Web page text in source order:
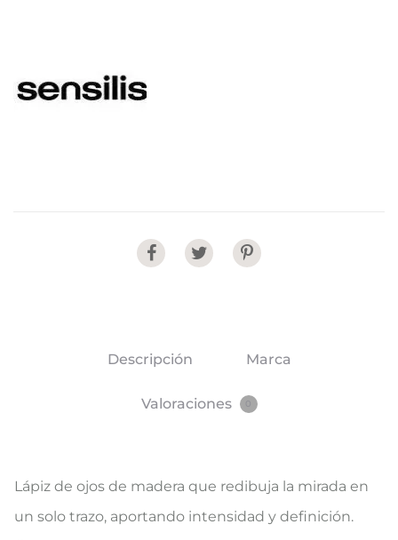
Share
Descripción Marca
Valoraciones
Lápiz de ojos de madera que redibuja la mirada en
un solo trazo, aportando intensidad y definición.